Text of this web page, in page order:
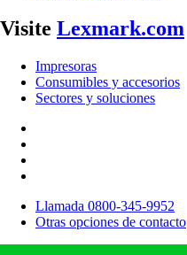
Visite Lexmark.com
Impresoras
Consumibles y accesorios
Sectores y soluciones
Llamada 0800-345-9952
Otras opciones de contacto